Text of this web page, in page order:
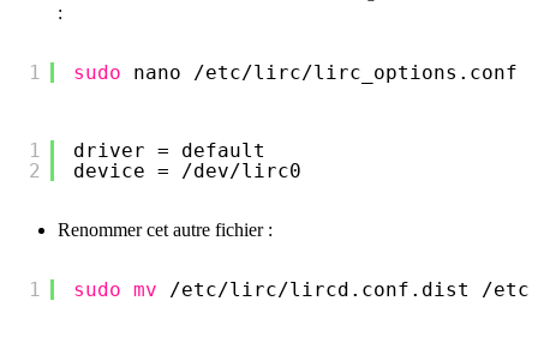
:
1 sudo nano /etc/lirc/lirc_options .conf
1
2
driver = default
device = /dev/lirc0
Renommer cet autre fichier :
1 sudo mv /etc/lirc/lircd .conf.dist /